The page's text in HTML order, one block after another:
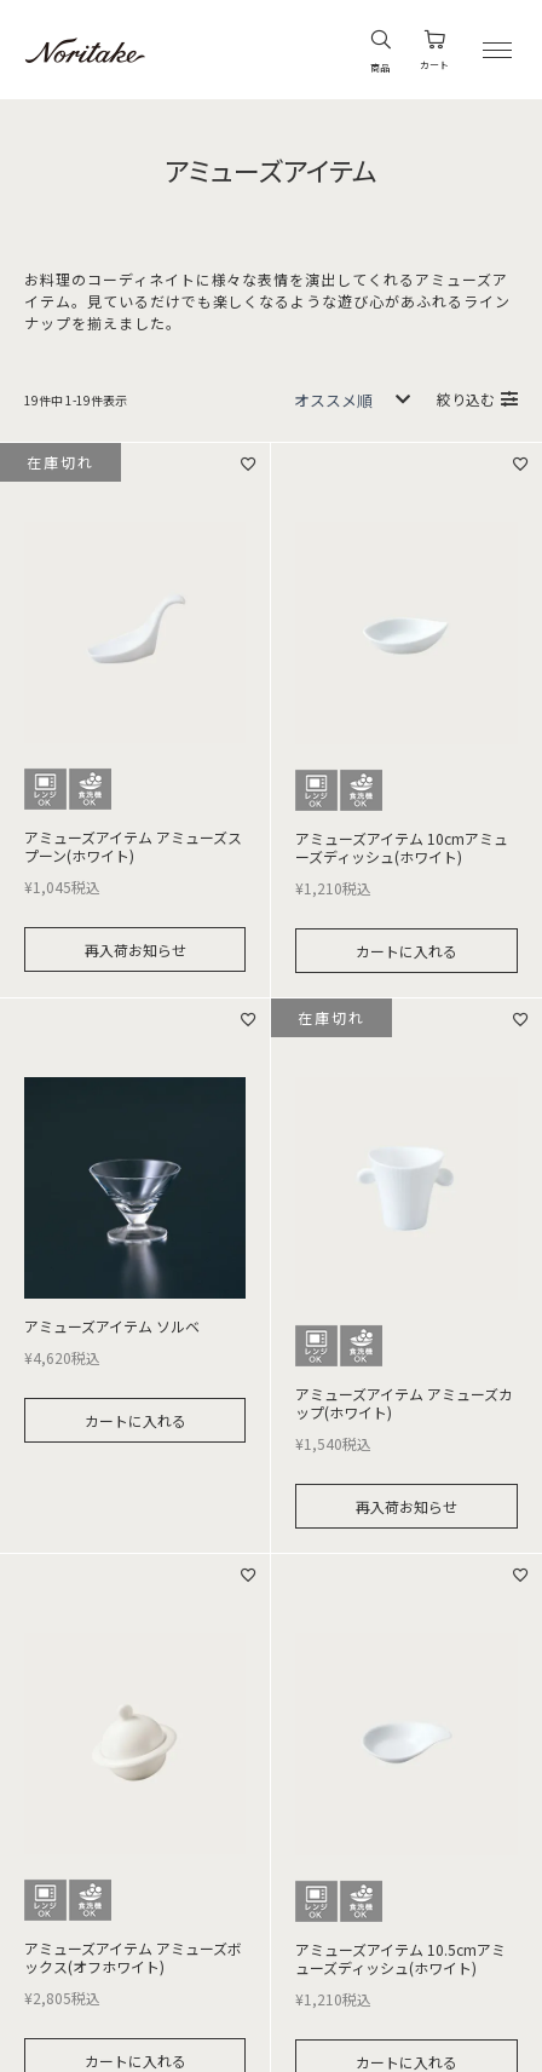
商品 カート
アミューズアイテム
お料理のコーディネイトに様々な表情を演出してくれるアミューズア
イテム。見ているだけでも楽しくなるような遊び心があふれるライン
ナップを揃えました。
19件中 1 -19件表示 絞り込む
アミューズアイテム アミューズス
プーン(ホワイト)
¥1,045税込
再入荷お知らせ
在庫切れ
アミューズアイテム 10cmアミュ
ーズディッシュ(ホワイト)
¥1,210税込
カートに入れる
アミューズアイテム ソルベ
¥4,620税込
カートに入れる
アミューズアイテム アミューズカ
ップ(ホワイト)
¥1,540税込
再入荷お知らせ
在庫切れ
アミューズアイテム アミューズボ
ックス(オフホワイト)
¥2,805税込
カートに入れる
アミューズアイテム 10.5cmアミ
ューズディッシュ(ホワイト)
¥1,210税込
カートに入れる